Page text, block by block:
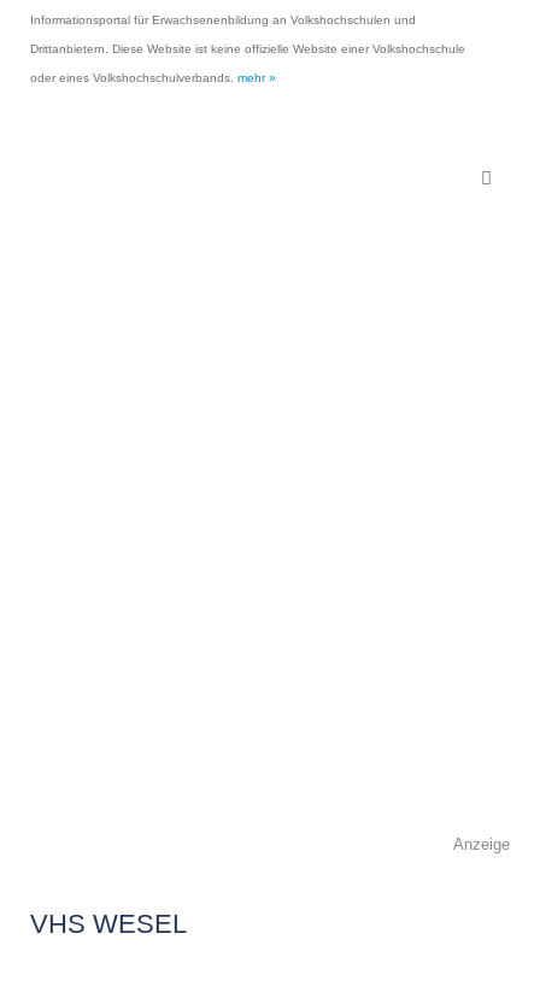
Informationsportal für Erwachsenenbildung an Volkshochschulen und
Drittanbietern. Diese Website ist keine offizielle Website einer Volkshochschule
oder eines Volkshochschulverbands. mehr »
Anzeige
VHS WESEL